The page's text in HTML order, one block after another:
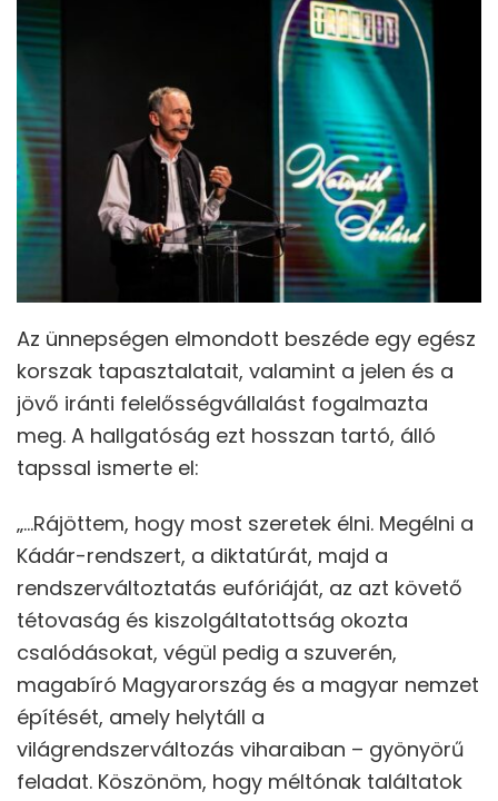
Az ünnepségen elmondott beszéde egy egész
korszak tapasztalatait, valamint a jelen és a
jövő iránti felelősségvállalást fogalmazta
meg. A hallgatóság ezt hosszan tartó, álló
tapssal ismerte el:
„…Rájöttem, hogy most szeretek élni. Megélni a
Kádár-rendszert, a diktatúrát, majd a
rendszerváltoztatás eufóriáját, az azt követő
tétovaság és kiszolgáltatottság okozta
csalódásokat, végül pedig a szuverén,
magabíró Magyarország és a magyar nemzet
építését, amely helytáll a
világrendszerváltozás viharaiban – gyönyörű
feladat. Köszönöm, hogy méltónak találtatok